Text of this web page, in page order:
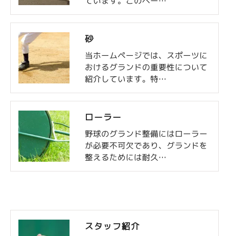
砂
当ホームページでは、スポーツに
おけるグランドの重要性について
紹介しています。特…
ローラー
野球のグランド整備にはローラー
が必要不可欠であり、グランドを
整えるためには耐久…
スタッフ紹介